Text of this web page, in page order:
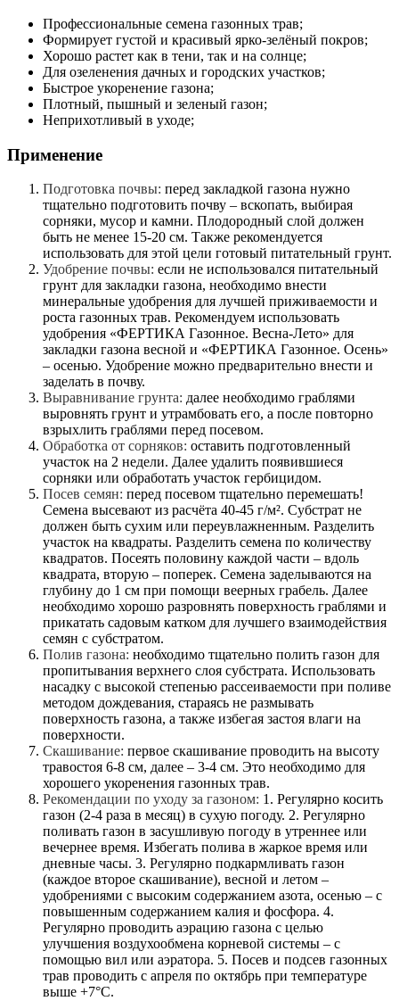
Профессиональные семена газонных трав;
Формирует густой и красивый ярко-зелёный покров;
Хорошо растет как в тени, так и на солнце;
Для озеленения дачных и городских участков;
Быстрое укоренение газона;
Плотный, пышный и зеленый газон;
Неприхотливый в уходе;
Применение
Подготовка почвы: перед закладкой газона нужно
тщательно подготовить почву – вскопать, выбирая
сорняки, мусор и камни. Плодородный слой должен
быть не менее 15-20 см. Также рекомендуется
использовать для этой цели готовый питательный грунт.
Удобрение почвы: если не использовался питательный
грунт для закладки газона, необходимо внести
минеральные удобрения для лучшей приживаемости и
роста газонных трав. Рекомендуем использовать
удобрения «ФЕРТИКА Газонное. Весна-Лето» для
закладки газона весной и «ФЕРТИКА Газонное. Осень»
– осенью. Удобрение можно предварительно внести и
заделать в почву.
Выравнивание грунта: далее необходимо граблями
выровнять грунт и утрамбовать его, а после повторно
взрыхлить граблями перед посевом.
Обработка от сорняков: оставить подготовленный
участок на 2 недели. Далее удалить появившиеся
сорняки или обработать участок гербицидом.
Посев семян: перед посевом тщательно перемешать!
Семена высевают из расчёта 40-45 г/м². Субстрат не
должен быть сухим или переувлажненным. Разделить
участок на квадраты. Разделить семена по количеству
квадратов. Посеять половину каждой части – вдоль
квадрата, вторую – поперек. Семена заделываются на
глубину до 1 см при помощи веерных грабель. Далее
необходимо хорошо разровнять поверхность граблями и
прикатать садовым катком для лучшего взаимодействия
семян с субстратом.
Полив газона: необходимо тщательно полить газон для
пропитывания верхнего слоя субстрата. Использовать
насадку с высокой степенью рассеиваемости при поливе
методом дождевания, стараясь не размывать
поверхность газона, а также избегая застоя влаги на
поверхности.
Скашивание: первое скашивание проводить на высоту
травостоя 6-8 см, далее – 3-4 см. Это необходимо для
хорошего укоренения газонных трав.
Рекомендации по уходу за газоном: 1. Регулярно косить
газон (2-4 раза в месяц) в сухую погоду. 2. Регулярно
поливать газон в засушливую погоду в утреннее или
вечернее время. Избегать полива в жаркое время или
дневные часы. 3. Регулярно подкармливать газон
(каждое второе скашивание), весной и летом –
удобрениями с высоким содержанием азота, осенью – с
повышенным содержанием калия и фосфора. 4.
Регулярно проводить аэрацию газона с целью
улучшения воздухообмена корневой системы – с
помощью вил или аэратора. 5. Посев и подсев газонных
трав проводить с апреля по октябрь при температуре
выше +7°C.